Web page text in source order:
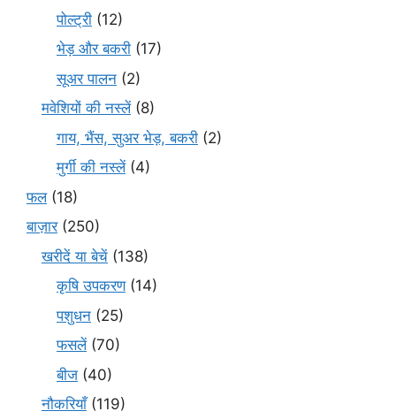
पोल्ट्री (12)
भेड़ और बकरी (17)
सूअर पालन (2)
मवेशियों की नस्लें(8)
गाय, भैंस, सुअर भेड़, बकरी (2)
मुर्गी की नस्लें(4)
फल(18)
बाज़ार(250)
खरीदें या बेचें (138)
कृषि उपकरण(14)
पशुधन (25)
फसलें(70)
बीज (40)
नौकरियाँ(119)